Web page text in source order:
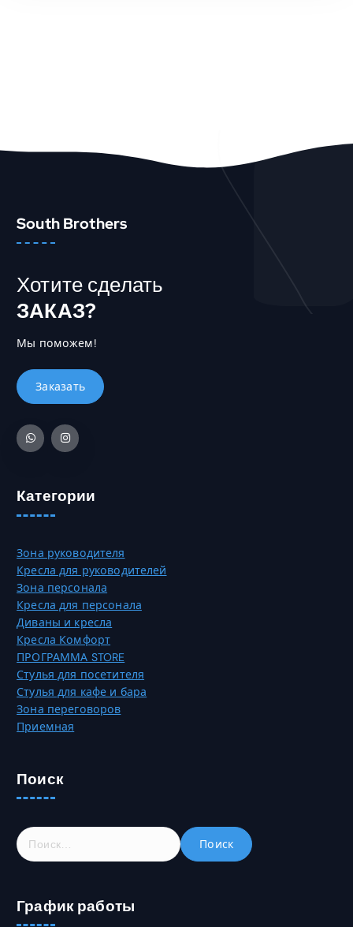
South Brothers
Хотите сделать
ЗАКАЗ?
Мы поможем!
Категории
Зона руководителя
Кресла для руководителей
Зона персонала
Кресла для персонала
Диваны и кресла
Кресла Комфорт
ПРОГРАММА STORE
Стулья для посетителя
Стулья для кафе и бара
Зона переговоров
Приемная
Поиск
Н
а
и
:
График работы